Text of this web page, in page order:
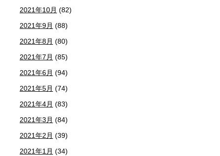
2021年10月 (82)
2021年9月 (88)
2021年8月 (80)
2021年7月 (85)
2021年6月 (94)
2021年5月 (74)
2021年4月 (83)
2021年3月 (84)
2021年2月 (39)
2021年1月 (34)